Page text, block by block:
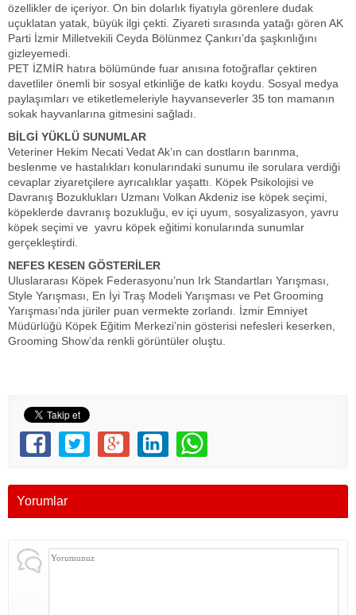
özellikler de içeriyor. On bin dolarlık fiyatıyla görenlere dudak
uçuklatan yatak, büyük ilgi çekti. Ziyareti sırasında yatağı gören AK
Parti İzmir Milletvekili Ceyda Bölünmez Çankırı’da şaşkınlığını
gizleyemedi.
PET İZMİR hatıra bölümünde fuar anısına fotoğraflar çektiren
davetliler önemli bir sosyal etkinliğe de katkı koydu. Sosyal medya
paylaşımları ve etiketlemeleriyle hayvanseverler 35 ton mamanın
sokak hayvanlarına gitmesini sağladı.
BİLGİ YÜKLÜ SUNUMLAR
Veteriner Hekim Necati Vedat Ak’ın can dostların barınma,
beslenme ve hastalıkları konularındaki sunumu ile sorulara verdiği
cevaplar ziyaretçilere ayrıcalıklar yaşattı. Köpek Psikolojisi ve
Davranış Bozuklukları Uzmanı Volkan Akdeniz ise köpek seçimi,
köpeklerde davranış bozukluğu, ev içi uyum, sosyalizasyon, yavru
köpek seçimi ve yavru köpek eğitimi konularında sunumlar
gerçekleştirdi.
NEFES KESEN GÖSTERİLER
Uluslararası Köpek Federasyonu’nun Irk Standartları Yarışması,
Style Yarışması, En İyi Traş Modeli Yarışması ve Pet Grooming
Yarışması’nda jüriler puan vermekte zorlandı. İzmir Emniyet
Müdürlüğü Köpek Eğitim Merkezi’nin gösterisi nefesleri keserken,
Grooming Show’da renkli görüntüler oluştu.
Yorumlar